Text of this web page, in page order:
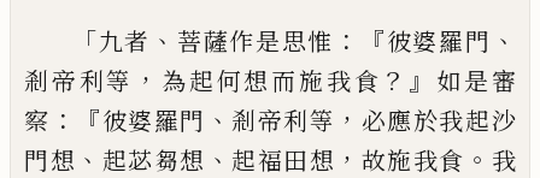
「九者 、 菩薩作是思惟 ：『彼婆羅門 、
剎帝利等 ， 為起何想而施我食 ？』 如是審
察 ：『彼婆羅門 、 剎帝利等 ， 必應於我起沙
門想 、 起苾芻想 、 起福田想 ， 故施我食 。 我